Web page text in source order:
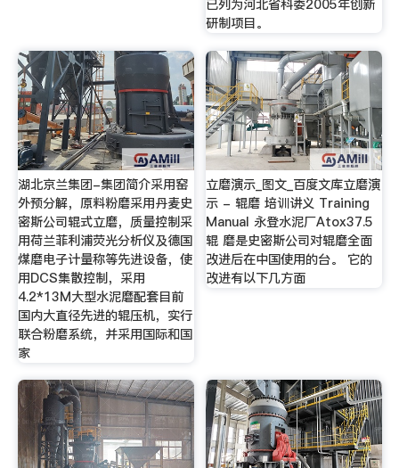
已列为河北省科委2005年创新
研制项目。
湖北京兰集团-集团简介采用窑
外预分解，原料粉磨采用丹麦史
密斯公司辊式立磨，质量控制采
用荷兰菲利浦荧光分析仪及德国
煤磨电子计量称等先进设备，使
用DCS集散控制，采用
4.2*13M大型水泥磨配套目前
国内大直径先进的辊压机，实行
联合粉磨系统，并采用国际和国
家
立磨演示_图文_百度文库立磨演
示 - 辊磨 培训讲义 Training
Manual 永登水泥厂Atox37.5
辊 磨是史密斯公司对辊磨全面
改进后在中国使用的台。 它的
改进有以下几方面